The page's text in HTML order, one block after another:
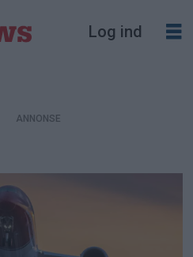
Log ind